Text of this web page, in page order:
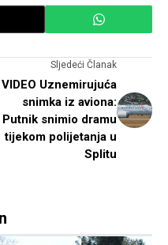
Sljedeći Članak
VIDEO Uznemirujuća
snimka iz aviona:
Putnik snimio dramu
tijekom polijetanja u
Splitu